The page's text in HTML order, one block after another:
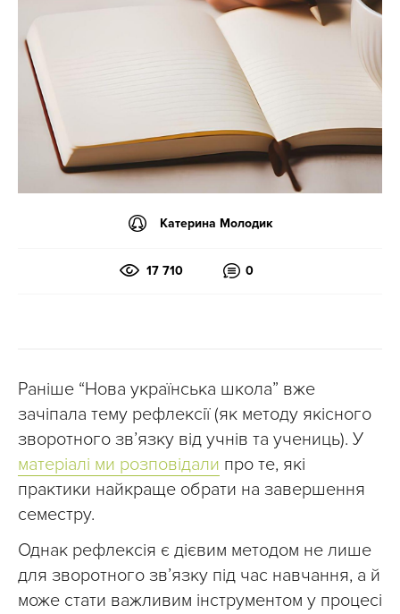
Катерина Молодик
17 710 0
Раніше “Нова українська школа” вже
зачіпала тему рефлексії (як методу якісного
зворотного зв’язку від учнів та учениць). У
матеріалі ми розповідали про те, які
практики найкраще обрати на завершення
семестру.
Однак рефлексія є дієвим методом не лише
для зворотного зв’язку під час навчання, а й
може стати важливим інструментом у процесі